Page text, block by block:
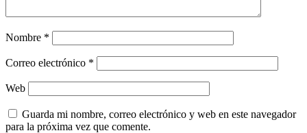
Nombre *
Correo electrónico *
Web
Guarda mi nombre, correo electrónico y web en este navegador
para la próxima vez que comente.